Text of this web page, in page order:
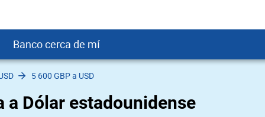
crediticio
Banco cerca de mí
de Mí
Cerca de Mí
5 600 GBP a USD
a Dólar estadounidense